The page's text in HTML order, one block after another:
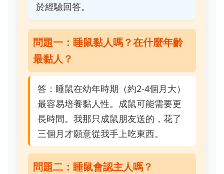
於經驗回答。
問題一：睡鼠黏人嗎？在什麼年齡
最黏人？
答：睡鼠在幼年時期（約2-4個月大）
最容易培養黏人性。成鼠可能需要更
長時間。我那只成鼠朋友送的，花了
三個月才願意從我手上吃東西。
問題二：睡鼠會認主人嗎？